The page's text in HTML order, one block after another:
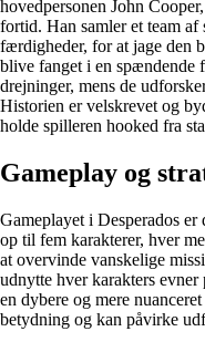
hovedpersonen John
fortid. Han samler et team af
færdigheder, for at jage den
blive fanget i en spændende
drejninger, mens de
Historien er velskrevet og
holde spilleren hooked fra
Gameplay og
Gameplayet i Desperados
op til fem karakterer, hver
at overvinde vanskelige
udnytte hver karakters evner
en dybere og mere
betydning og kan påvirke